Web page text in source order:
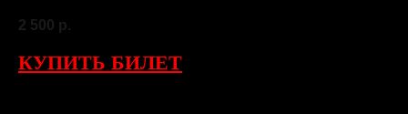
2 500 р.
КУПИТЬ БИЛЕТ